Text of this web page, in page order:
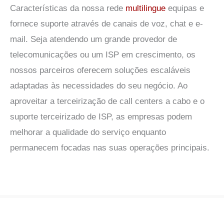
Características da nossa rede multilingue equipas e
fornece suporte através de canais de voz, chat e e-
mail. Seja atendendo um grande provedor de
telecomunicações ou um ISP em crescimento, os
nossos parceiros oferecem soluções escaláveis
adaptadas às necessidades do seu negócio. Ao
aproveitar a terceirização de call centers a cabo e o
suporte terceirizado de ISP, as empresas podem
melhorar a qualidade do serviço enquanto
permanecem focadas nas suas operações principais.